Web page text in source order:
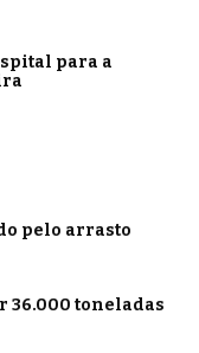
para a
pelo arrasto
36.000 toneladas